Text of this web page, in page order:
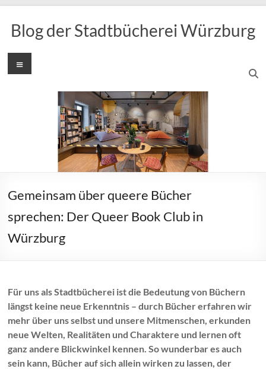
Inhalt
springen
Blog der Stadtbücherei Würzburg
Menü
Gemeinsam über queere Bücher
sprechen: Der Queer Book Club in
Würzburg
Für uns als Stadtbücherei ist die Bedeutung von Büchern
längst keine neue Erkenntnis – durch Bücher erfahren wir
mehr über uns selbst und unsere Mitmenschen, erkunden
neue Welten, Realitäten und Charaktere und lernen oft
ganz andere Blickwinkel kennen. So wunderbar es auch
sein kann, Bücher auf sich allein wirken zu lassen, der